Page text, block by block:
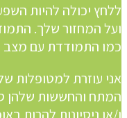
ללחץ יכולה להיות
ועל המחזור שלך.
כמו התמודדת עם
אני עוזרת למטופלות
המתח והחששות שלהן